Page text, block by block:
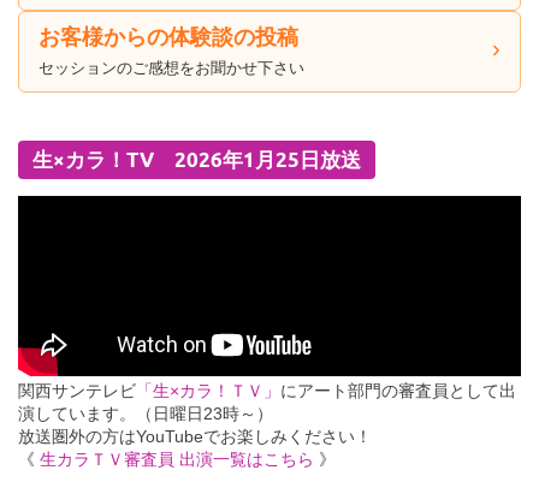
お客様からの体験談の投稿
セッションのご感想をお聞かせ下さい
生×カラ！TV 2026年1月25日放送
関西サンテレビ 「生×カラ！ＴＶ」 にアート部門の審査員として出
演しています。（日曜日23時～）
放送圏外の方はYouTubeでお楽しみください！
《 生カラＴＶ審査員 出演一覧はこちら 》